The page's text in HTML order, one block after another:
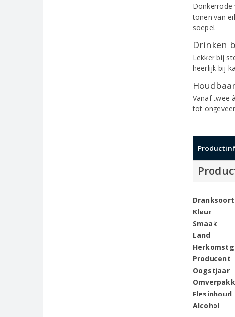
Donkerrode
tonen van
soepel.
Drinken
Lekker bij
heerlijk bij
Vanaf twee
tot
Dranksoort
Kleur
Smaak
Land
Producent
Oogstjaar
Flesinhoud
Alcohol